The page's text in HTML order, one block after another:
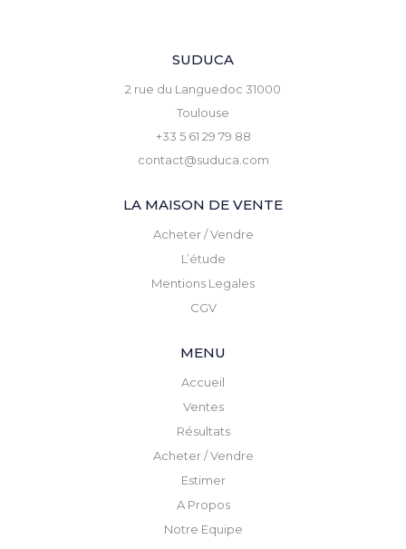
SUDUCA
2 rue du Languedoc 31000
Toulouse
+33 5 61 29 79 88
contact@suduca.com
LA MAISON DE VENTE
Acheter / Vendre
L’étude
Mentions Legales
CGV
MENU
Accueil
Ventes
Résultats
Acheter / Vendre
Estimer
A Propos
Notre Equipe